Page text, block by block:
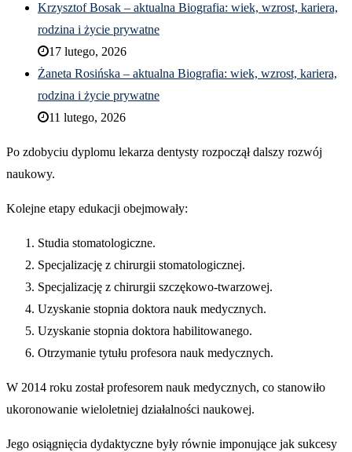
Krzysztof Bosak – aktualna Biografia: wiek, wzrost, kariera,
rodzina i życie prywatne
17 lutego, 2026
Żaneta Rosińska – aktualna Biografia: wiek, wzrost, kariera,
rodzina i życie prywatne
11 lutego, 2026
Po zdobyciu dyplomu lekarza dentysty rozpoczął dalszy rozwój
naukowy.
Kolejne etapy edukacji obejmowały:
Studia stomatologiczne.
Specjalizację z chirurgii stomatologicznej.
Specjalizację z chirurgii szczękowo-twarzowej.
Uzyskanie stopnia doktora nauk medycznych.
Uzyskanie stopnia doktora habilitowanego.
Otrzymanie tytułu profesora nauk medycznych.
W 2014 roku został profesorem nauk medycznych, co stanowiło
ukoronowanie wieloletniej działalności naukowej.
Jego osiągnięcia dydaktyczne były równie imponujące jak sukcesy